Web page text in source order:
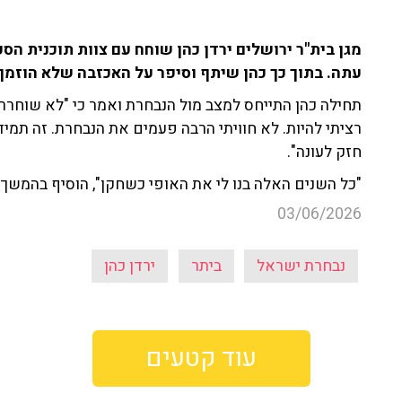
עתה. בתוך כך כהן שיתף וסיפר על האכזבה שלא
תחילה כהן התייחס למצב מול הנבחרת ואמר כי "לא
רציתי להיות. לא חוויתי הרבה פעמים את הנבחרת. זה
חזק לעונה".
"כל השנים האלה בנו לי את האופי כשחקן", הוסיף
03/06/2026
נבחרת ישראל ביתר ירדן כהן
עוד קטעים